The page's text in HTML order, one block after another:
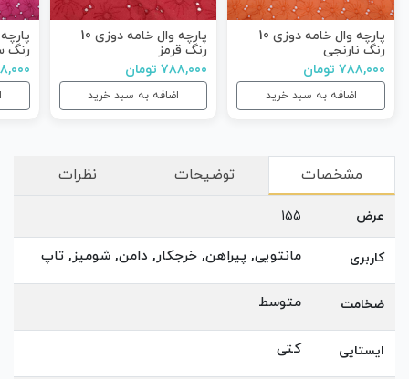
پارچه وال خامه دوزی 10
رنگ نارنجی
۷۸۸,۰۰۰ تومان
اضافه به سبد خرید
پارچه وال خامه دوزی 10
رنگ قرمز
۷۸۸,۰۰۰ تومان
اضافه به سبد خرید
رنگ
۷۸۸,۰۰۰
مشخصات توضیحات نظرات
عرض 155
کاربری مانتویی, پیراهن, خرجکار, دامن, شومیز, تاپ
ضخامت متوسط
ایستایی کتی